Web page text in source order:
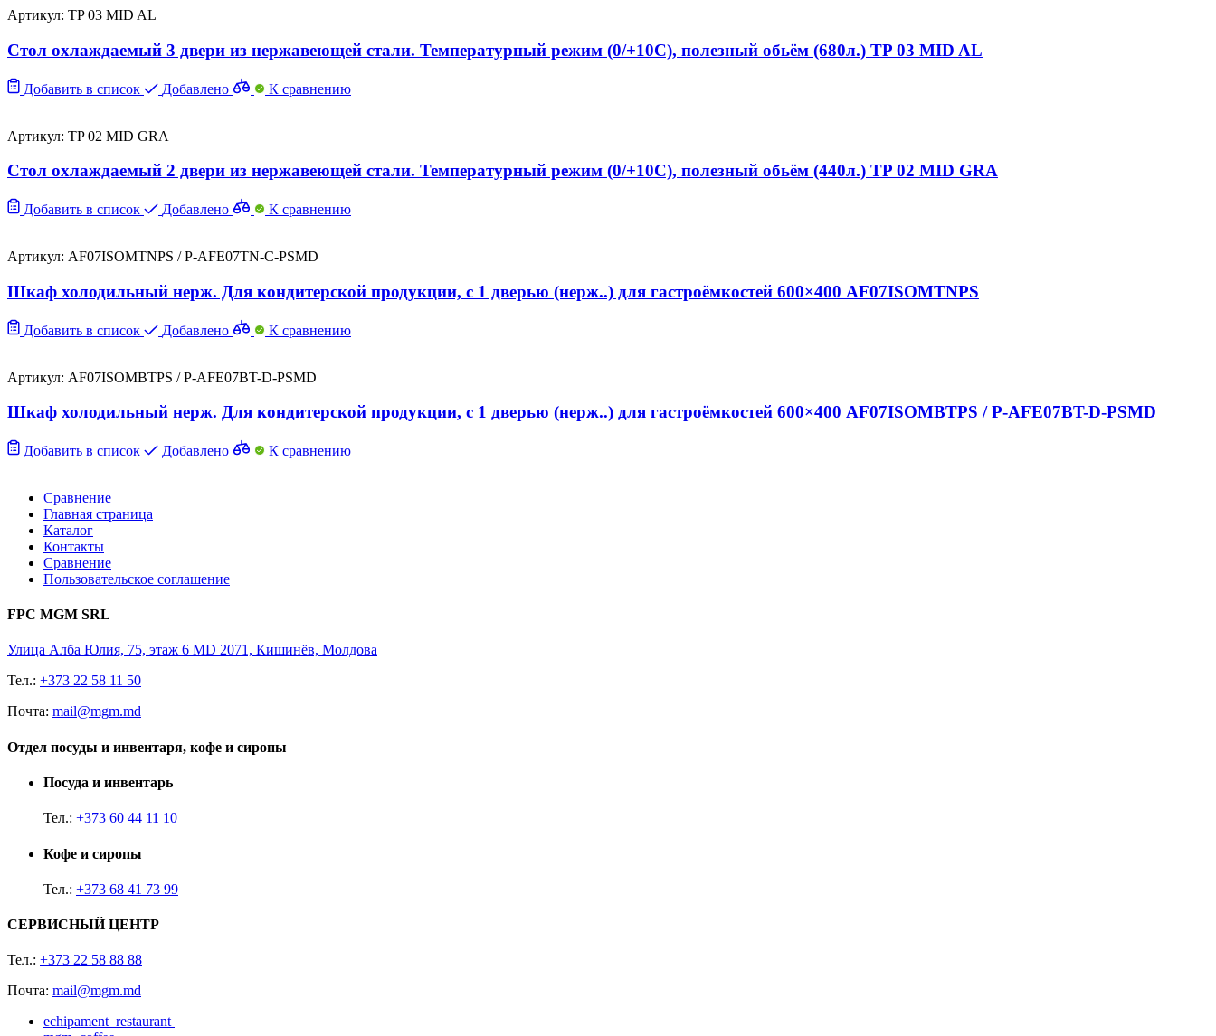
Артикул: TP 03 MID AL
Стол охлаждаемый 3 двери из нержавеющей стали. Температурный режим (0/+10C), полезный обьём (680л.) TP 03 MID AL
Добавить в список Добавлено К сравнению
Артикул: TP 02 MID GRA
Стол охлаждаемый 2 двери из нержавеющей стали. Температурный режим (0/+10C), полезный обьём (440л.) TP 02 MID GRA
Добавить в список Добавлено К сравнению
Артикул: AF07ISOMTNPS / P-AFE07TN-C-PSMD
Шкаф холодильный нерж. Для кондитерской продукции, с 1 дверью (нерж..) для гастроёмкостей 600×400 AF07ISOMTNPS
Добавить в список Добавлено К сравнению
Артикул: AF07ISOMBTPS / P-AFE07BT-D-PSMD
Шкаф холодильный нерж. Для кондитерской продукции, с 1 дверью (нерж..) для гастроёмкостей 600×400 AF07ISOMBTPS / P-AFE07BT-D-PSMD
Добавить в список Добавлено К сравнению
Сравнение
Главная страница
Каталог
Контакты
Сравнение
Пользовательское соглашение
FPC MGM SRL
Улица Алба Юлия, 75, этаж 6 MD 2071, Кишинёв, Молдова
Тел.: +373 22 58 11 50
Почта: mail@mgm.md
Отдел посуды и инвентаря, кофе и сиропы
Посуда и инвентарь
Тел.: +373 60 44 11 10
Кофе и сиропы
Тел.: +373 68 41 73 99
СЕРВИСНЫЙ ЦЕНТР
Тел.: +373 22 58 88 88
Почта: mail@mgm.md
echipament_restaurant